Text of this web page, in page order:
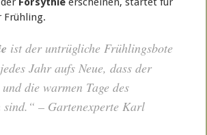
Frühling.
ist der untrügliche Frühlingsbote
Jahr aufs Neue, dass der
die warmen Tage des
– Gartenexperte Karl